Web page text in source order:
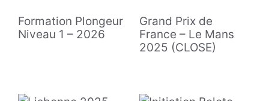
Formation Plongeur
Niveau 1 – 2026
Grand Prix de
France – Le Mans
2025 (CLOSE)